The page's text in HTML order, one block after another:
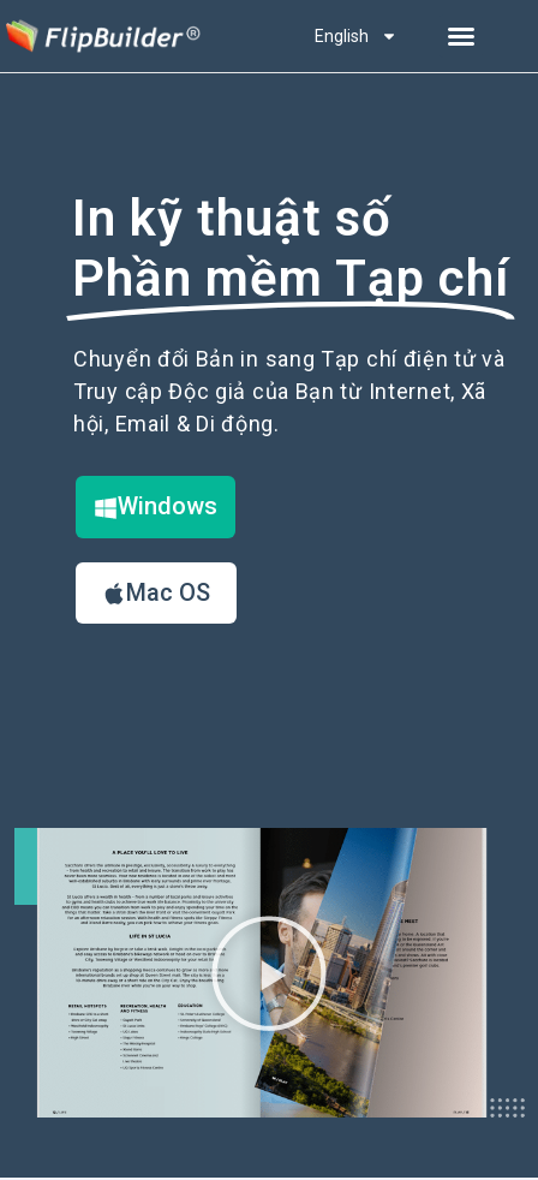
English
In kỹ thuật số
Phần mềm Tạp chí
Chuyển đổi Bản in sang Tạp chí điện tử và
Truy cập Độc giả của Bạn từ Internet, Xã
hội, Email & Di động.
Windows
Mac OS